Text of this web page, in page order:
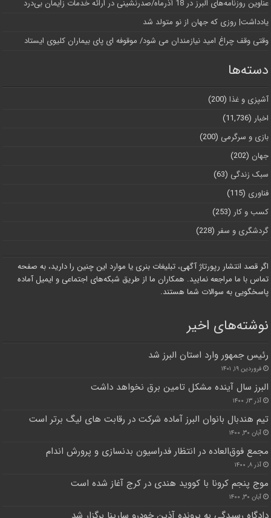
عناوین روزنامه‌های البرز در ‌18 آذرماه/صدرنشینی در ارائه خدمات زایمان بی‌درد
یادداشت| روزی که جهان از نو متولد شد
وقتی وقف چراغ امید نیازمندان می شود/ موقوفه ای پای بیماران کلیوی ایستاد
دسته‌ها
آشپزی و غذا (200)
اخبار (11,736)
بازی و سرگرمی (200)
جهان (202)
سبک زندگی (63)
فناوری (115)
کسب و کار (253)
گردشگری و سفر (228)
اگر قصد انتشار رپورتاژ آگهی، تبلیغات بنری یا موارد این چنین را دارید، به صفحه
تماس با ما مراجعه نمایید. همکاران ما از طریق شبکه‌های اجتماعی و ایمیل آماده
پاسخگویی به سوالات شما هستند.
نوشته‌های اخیر
رئیس جمهور وارد استان البرز شد
فروردین ۱۹, ۱۴۰۱
البرز سال آینده مشکل تامین برق نخواهد داشت
آذر ۱۳, ۱۴۰۰
تیم هندبال بانوان البرز آماده شرکت در رقابت های لیگ برتر است
آبان ۳۰, ۱۴۰۰
مجمع فوق‌العاده در انتظار فدراسیون بدنسازی و پرورش اندام
آذر ۸, ۱۴۰۰
موج پنجم کرونا با کووید هندی در کرج آغاز شده است
آبان ۳۰, ۱۴۰۰